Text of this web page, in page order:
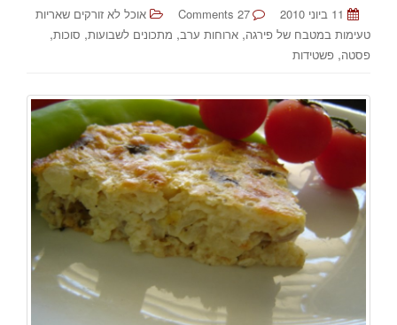
11 ביוני 2010 27 Comments
אוכל לא זורקים שאריות
טעימות במטבח של פירגה, ארוחות ערב, מתכונים לשבועות, סוכות,
פסטה, פשטידות